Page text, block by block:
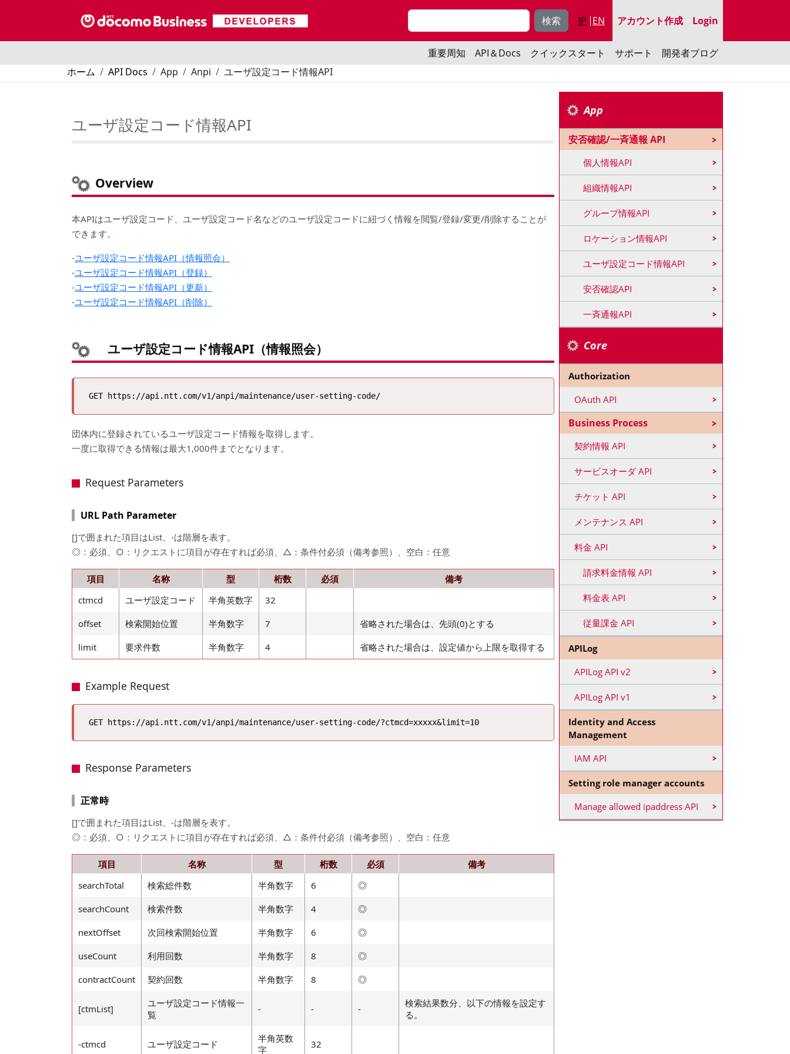
JP EN アカウント作成 ユーザーアカウ
Login
二段目メニューフロントJP
重要周知 API＆Docs クイックスタート サポート 開発者ブログ
パンくず
ホーム API Docs App Anpi ユーザ設定コード情報API
ユーザ設定コード情報API
Overview
本APIはユーザ設定コード、ユーザ設定コード名などのユーザ設定コードに紐づく情報を閲覧/登録/変更/削除することが
できます。
-ユーザ設定コード情報API（情報照会）
-ユーザ設定コード情報API（登録）
-ユーザ設定コード情報API（更新）
-ユーザ設定コード情報API（削除）
ユーザ設定コード情報API（情報照会）
団体内に登録されているユーザ設定コード情報を取得します。
一度に取得できる情報は最大1,000件までとなります。
Request Parameters
URL Path Parameter
[]で囲まれた項目はList、-は階層を表す。
◎：必須、○：リクエストに項目が存在すれば必須、△：条件付必須（備考参照）、空白：任意
項目 名称 型 桁数 必須
備考
ctmcd
ユーザ設定コード 半角英数字
32
offset
検索開始位置 半角数字 7
省略された場合は、先頭(0)とする
limit
要求件数 半角数字 4 省略された場合は、設定値から上限を取得する
Example Request
Response Parameters
正常時
[]で囲まれた項目はList、-は階層を表す。
◎：必須、○：リクエストに項目が存在すれば必須、△：条件付必須（備考参照）、空白：任意
項目 名称 型 桁数 必須
備考
searchTotal
検索総件数 半角数字 6
◎
searchCount
検索件数 半角数字 4
◎
nextOffset
次回検索開始位置 半角数字 6
◎
useCount
利用回数 半角数字 8
◎
contractCount
契約回数 半角数字 8 ◎
[ctmList]
ユーザ設定コード情報一
覧
- - -
検索結果数分、以下の情報を設定す
る。
-ctmcd ユーザ設定コード
半角英数
字
32
App
安否確認/一斉通報 API
個人情報API
組織情報API
グループ情報API
ロケーション情報API
ユーザ設定コード情報API
安否確認API
一斉通報API
Core
Authorization
OAuth API
Business Process
契約情報 API
サービスオーダ API
チケット API
メンテナンス API
料金 API
請求料金情報 API
料金表 API
従量課金 API
APILog
APILog API v2
APILog API v1
Identity and Access
Management
IAM API
Setting role manager accounts
Manage allowed ipaddress API